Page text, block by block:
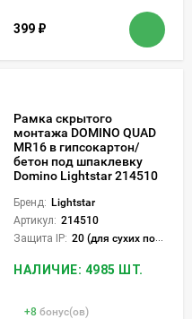
399 ₽
Рамка скрытого
монтажа DOMINO QUAD
МR16 в гипсокартон/
бетон под шпаклевку
Domino Lightstar 214510
Бренд: Lightstar
Артикул: 214510
Защита IP: 20 (для сухих пом.)
НАЛИЧИЕ: 4985 ШТ.
+8 бонус(ов)